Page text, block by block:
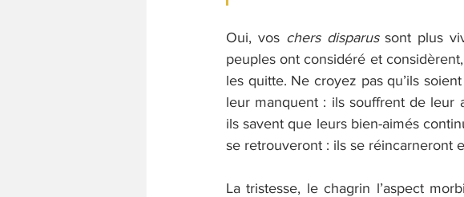
Oui, vos chers disparus sont plus
peuples ont considéré et
les quitte. Ne croyez pas qu’ils
leur manquent : ils souffrent de leur
ils savent que leurs bien-aimés
se retrouveront : ils se réincarneront
La tristesse, le chagrin l’aspect